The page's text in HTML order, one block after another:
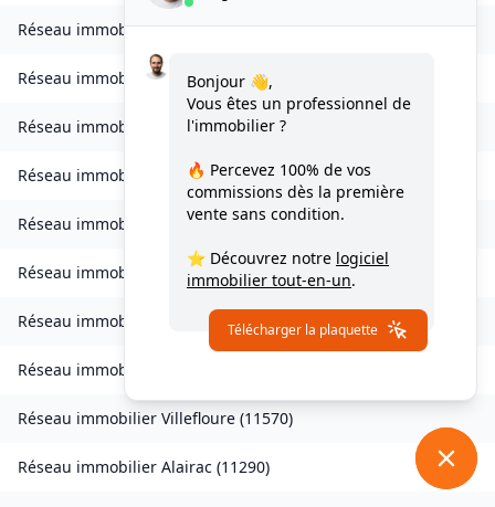
Réseau immobilierValmigère(11580)
Réseau immobilierVentenac-en-Minervois
Réseau immobilier Verdun-en-Lauragais
Réseau immobilier Vignevieille(11330)
Réseau immobilier Villalier(11600 )
Réseau immobilier Villanière(11600)
Réseau immobilier Villardebelle ( 11580
Réseau immobilier
Réseau immobilier Villefloure (11570)
Réseau immobilier Alairac (11290)
Bonjour 👋,
Vous êtes un professionnel de
l'immobilier ?
🔥 Percevez 100% de vos
commissions dès la première
vente sans condition.
⭐ Découvrez notre logiciel
immobilier tout-en-un.
Télécharger la plaquette